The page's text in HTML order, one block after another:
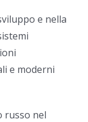
e nella
e moderni
russo nel